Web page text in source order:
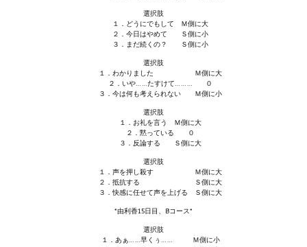
選択肢
１．どうにでもして Ｍ側に大
２．今日はやめて Ｓ側に小
３．まだ続くの？ Ｓ側に小
選択肢
１．わかりました Ｍ側に大
２．いや……たすけて……… ０
３．今は何も考えられない Ｍ側に小
選択肢
１．お礼を言う Ｍ側に大
２．黙っている ０
３．反論する Ｓ側に大
選択肢
１．声を押し殺す Ｍ側に大
２．抵抗する Ｓ側に大
３．快感に任せて声を上げる Ｓ側に大
*由利香15日目、Bコース*
選択肢
１．あぁ……早くぅ…… Ｍ側に小